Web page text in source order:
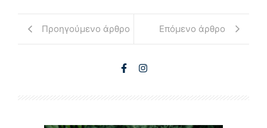
Προηγούμενο άρθρο Επόμενο άρθρο